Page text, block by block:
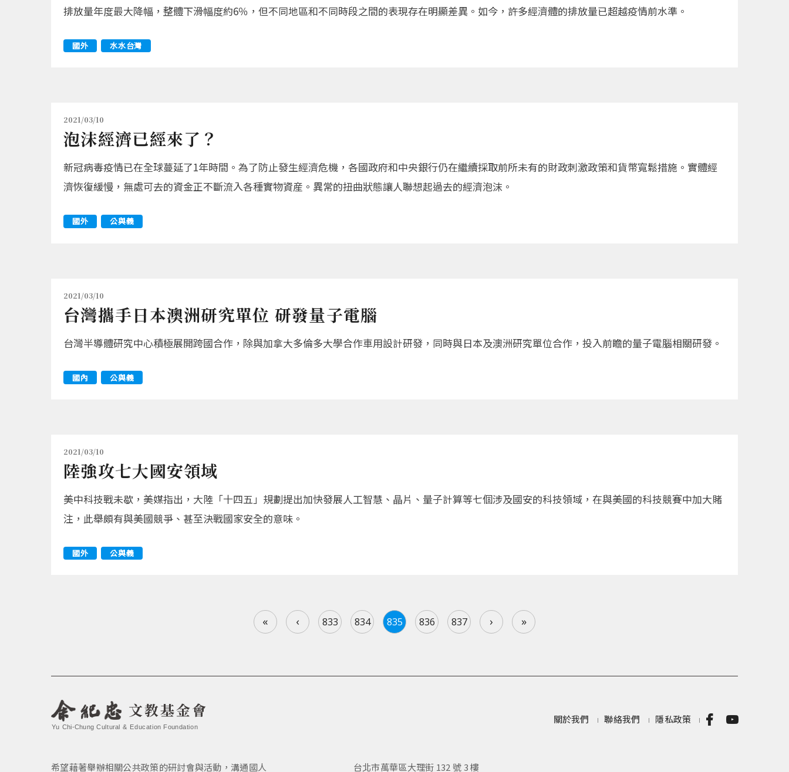
排放量年度最大降幅，整體下滑幅度約6％，但不同地區和不同時段之間的表現存在明顯差異。如今，許多經濟體的排放量已超越疫情前水準。
國外 水水台灣
2021/03/10
泡沫經濟已經來了？
新冠病毒疫情已在全球蔓延了1年時間。為了防止發生經濟危機，各國政府和中央銀行仍在繼續採取前所未有的財政刺激政策和貨幣寬鬆措施。實體經
濟恢復緩慢，無處可去的資金正不斷流入各種實物資産。異常的扭曲狀態讓人聯想起過去的經濟泡沫。
國外 公與義
2021/03/10
台灣攜手日本澳洲研究單位 研發量子電腦
台灣半導體研究中心積極展開跨國合作，除與加拿大多倫多大學合作車用設計研發，同時與日本及澳洲研究單位合作，投入前瞻的量子電腦相關研發。
國內 公與義
2021/03/10
陸強攻七大國安領域
美中科技戰未歇，美媒指出，大陸「十四五」規劃提出加快發展人工智慧、晶片、量子計算等七個涉及國安的科技領域，在與美國的科技競賽中加大賭
注，此舉頗有與美國競爭、甚至決戰國家安全的意味。
國外 公與義
« ‹ 833 834 835 836 837 › »
文教基金會
Yu Chi-Chung Cultural & Education Foundation
關於我們 聯絡我們 隱私政策
希望藉著舉辦相關公共政策的研討會與活動，溝通國人 台北市萬華區大理街 132 號 3 樓